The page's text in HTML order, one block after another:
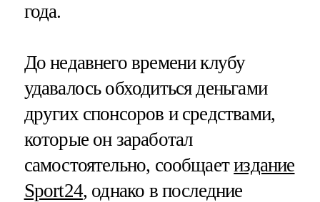
года.
До недавнего времени клубу
удавалось обходиться деньгами
других спонсоров и средствами,
которые он заработал
самостоятельно, сообщаетиздание
Sport24, однако в последние